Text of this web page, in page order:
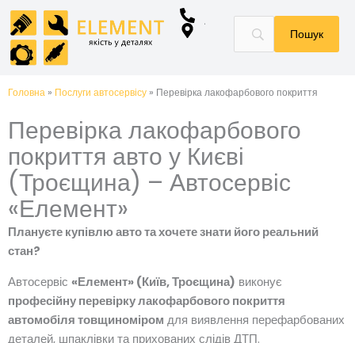
Перейти
до
вмісту
Головна » Послуги автосервісу » Перевірка лакофарбового покриття
Перевірка лакофарбового
покриття авто у Києві
(Троєщина) – Автосервіс
«Елемент»
Плануєте купівлю авто та хочете знати його реальний
стан?
Автосервіс «Елемент» (Київ, Троєщина) виконує
професійну перевірку лакофарбового покриття
автомобіля товщиноміром для виявлення перефарбованих
деталей, шпаклівки та прихованих слідів ДТП.